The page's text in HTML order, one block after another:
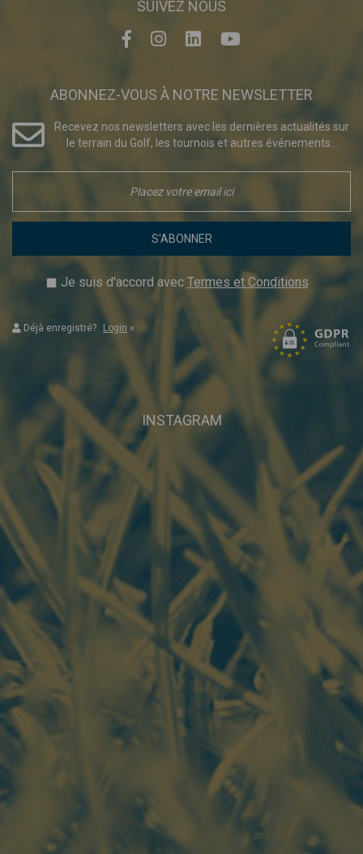
SUIVEZ NOUS
ABONNEZ-VOUS À NOTRE NEWSLETTER
Recevez nos newsletters avec les dernières actualités sur
le terrain du Golf, les tournois et autres événements...
S'ABONNER
Je suis d'accord avec Termes et Conditions
Déjà enregistré? Login »
INSTAGRAM